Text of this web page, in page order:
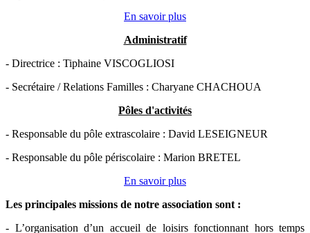
En savoir plus
Administratif
- Directrice : Tiphaine VISCOGLIOSI
- Secrétaire / Relations Familles : Charyane CHACHOUA
Pôles d'activités
- Responsable du pôle extrascolaire : David LESEIGNEUR
- Responsable du pôle périscolaire : Marion BRETEL
En savoir plus
Les principales missions de notre association sont :
- L’organisation d’un accueil de loisirs fonctionnant hors temps